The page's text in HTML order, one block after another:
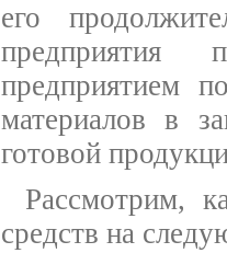
его
предприятия
предприятием
материалов в
готовой
Рассмотрим,
средств на